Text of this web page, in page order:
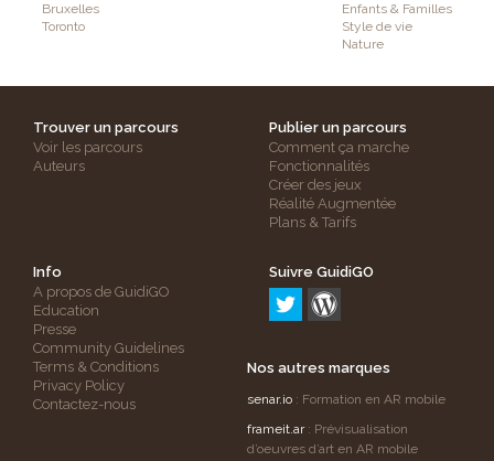
Bruxelles
Toronto
Enfants & Familles
Style de vie
Nature
Trouver un parcours
Voir les parcours
Auteurs
Publier un parcours
Comment ça marche
Fonctionnalités
Créer des jeux
Réalité Augmentée
Plans & Tarifs
Info
A propos de GuidiGO
Education
Presse
Community Guidelines
Terms & Conditions
Privacy Policy
Contactez-nous
Suivre GuidiGO
Nos autres marques
senar.io : Formation en AR mobile
frameit.ar: Prévisualisation
d’oeuvres d’art en AR mobile